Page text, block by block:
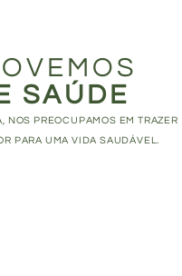
SAÚDE
NOS PREOCUPAMOS EM TRAZER
PARA UMA VIDA SAUDÁVEL.